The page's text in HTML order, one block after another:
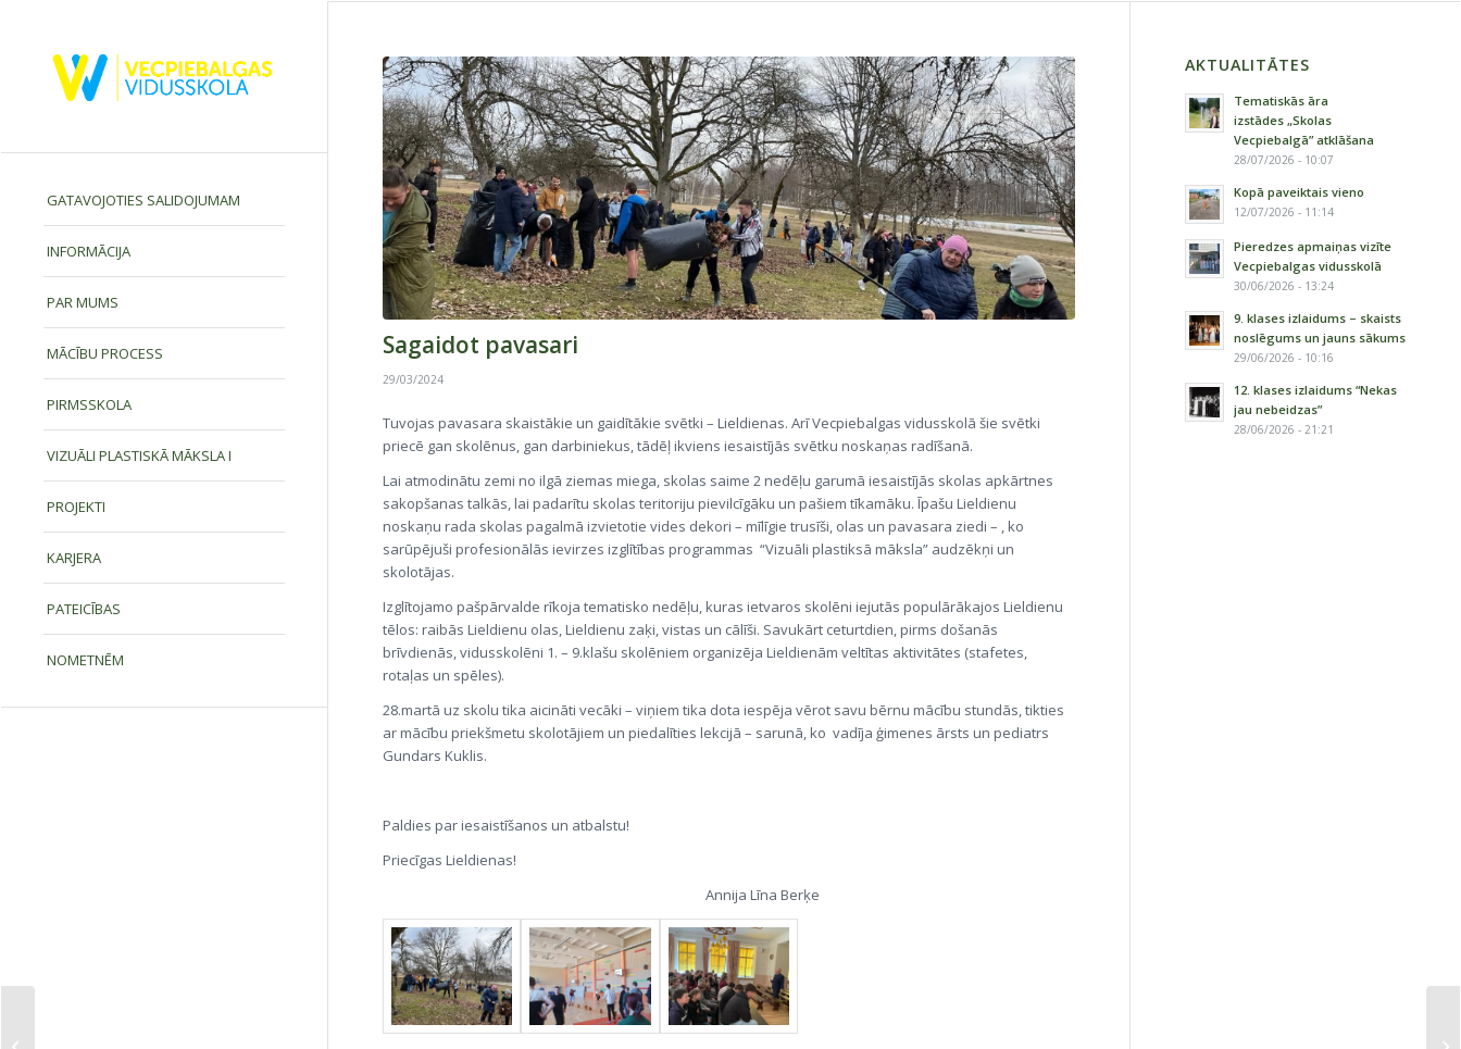
GATAVOJOTIES SALIDOJUMAM
INFORMĀCIJA
PAR MUMS
MĀCĪBU PROCESS
PIRMSSKOLA
VIZUĀLI PLASTISKĀ MĀKSLA I
PROJEKTI
KARJERA
PATEICĪBAS
NOMETNĒM
Sagaidot pavasari
29/03/2024
Tuvojas pavasara skaistākie un gaidītākie svētki – Lieldienas. Arī Vecpiebalgas vidusskolā šie svētki
priecē gan skolēnus, gan darbiniekus, tādēļ ikviens iesaistījās svētku noskaņas radīšanā.
Lai atmodinātu zemi no ilgā ziemas miega, skolas saime 2 nedēļu garumā iesaistījās skolas apkārtnes
sakopšanas talkās, lai padarītu skolas teritoriju pievilcīgāku un pašiem tīkamāku. Īpašu Lieldienu
noskaņu rada skolas pagalmā izvietotie vides dekori – mīlīgie trusīši, olas un pavasara ziedi – , ko
sarūpējuši profesionālās ievirzes izglītības programmas “Vizuāli plastiksā māksla” audzēkņi un
skolotājas.
Izglītojamo pašpārvalde rīkoja tematisko nedēļu, kuras ietvaros skolēni iejutās populārākajos Lieldienu
tēlos: raibās Lieldienu olas, Lieldienu zaķi, vistas un cālīši. Savukārt ceturtdien, pirms došanās
brīvdienās, vidusskolēni 1. – 9.klašu skolēniem organizēja Lieldienām veltītas aktivitātes (stafetes,
rotaļas un spēles).
28.martā uz skolu tika aicināti vecāki – viņiem tika dota iespēja vērot savu bērnu mācību stundās, tikties
ar mācību priekšmetu skolotājiem un piedalīties lekcijā – sarunā, ko vadīja ģimenes ārsts un pediatrs
Gundars Kuklis.
Paldies par iesaistīšanos un atbalstu!
Priecīgas Lieldienas!
Annija Līna Berķe
AKTUALITĀTES
Tematiskās āra
izstādes „Skolas
Vecpiebalgā” atklāšana
28/07/2026 - 10:07
Kopā paveiktais vieno
12/07/2026 - 11:14
Pieredzes apmaiņas vizīte
Vecpiebalgas vidusskolā
30/06/2026 - 13:24
9. klases izlaidums – skaists
noslēgums un jauns sākums
29/06/2026 - 10:16
12. klases izlaidums “Nekas
jau nebeidzas”
28/06/2026 - 21:21